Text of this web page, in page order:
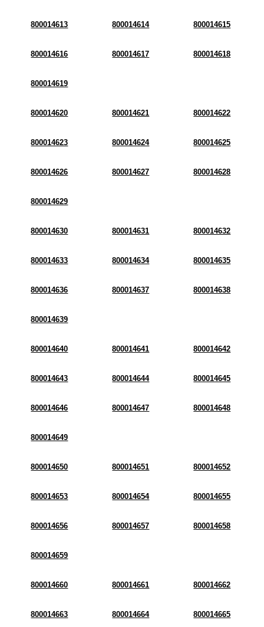
800014613 800014614 800014615
800014616 800014617 800014618
800014619
800014620 800014621 800014622
800014623 800014624 800014625
800014626 800014627 800014628
800014629
800014630 800014631 800014632
800014633 800014634 800014635
800014636 800014637 800014638
800014639
800014640 800014641 800014642
800014643 800014644 800014645
800014646 800014647 800014648
800014649
800014650 800014651 800014652
800014653 800014654 800014655
800014656 800014657 800014658
800014659
800014660 800014661 800014662
800014663 800014664 800014665